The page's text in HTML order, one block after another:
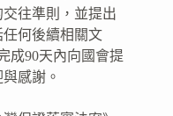
往準則，並提出
何後續相關文
成90天內向國會提
感謝。